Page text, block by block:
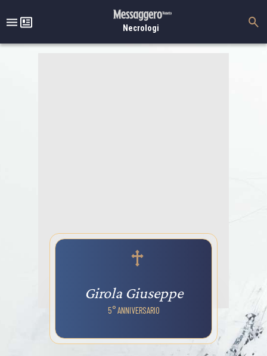
Necrologi
Girola Giuseppe
5° ANNIVERSARIO